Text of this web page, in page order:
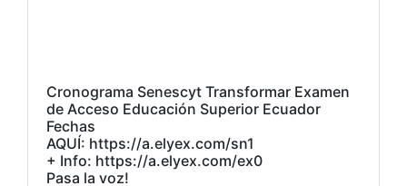
Cronograma Senescyt Transformar Examen
de Acceso Educación Superior Ecuador
Fechas
AQUÍ: https://a.elyex.com/sn1
+ Info: https://a.elyex.com/ex0
Pasa la voz!